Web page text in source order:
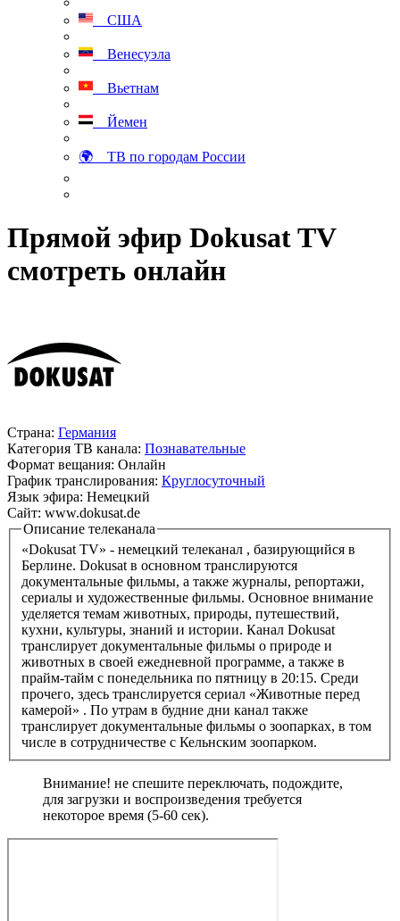
США
Венесуэла
Вьетнам
Йемен
🌍 ТВ по городам России
Прямой эфир Dokusat TV
смотреть онлайн
Страна: Германия
Категория ТВ канала: Познавательные
Формат вещания: Онлайн
График транслирования: Круглосуточный
Язык эфира: Немецкий
Сайт: www.dokusat.de
Описание телеканала
«Dokusat TV» - немецкий телеканал , базирующийся в
Берлине. Dokusat в основном транслируются
документальные фильмы, а также журналы, репортажи,
сериалы и художественные фильмы. Основное внимание
уделяется темам животных, природы, путешествий,
кухни, культуры, знаний и истории. Канал Dokusat
транслирует документальные фильмы о природе и
животных в своей ежедневной программе, а также в
прайм-тайм с понедельника по пятницу в 20:15. Среди
прочего, здесь транслируется сериал «Животные перед
камерой» . По утрам в будние дни канал также
транслирует документальные фильмы о зоопарках, в том
числе в сотрудничестве с Кельнским зоопарком.
Внимание! не спешите переключать, подождите,
для загрузки и воспроизведения требуется
некоторое время (5-60 сек).